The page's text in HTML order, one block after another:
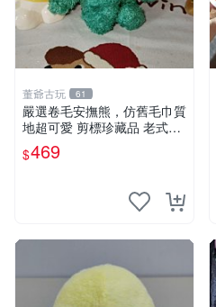
董爺古玩 61
嚴選卷毛安撫熊，仿舊毛巾質
地超可愛 剪標珍藏品 老式毛
巾質地 安撫熊 款式
$469